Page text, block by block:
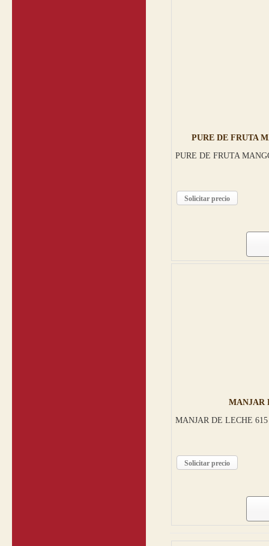
PURE DE FRUTA
PURE DE FRUTA
Solicitar precio
MANJAR
MANJAR DE LECHE 615
Solicitar precio